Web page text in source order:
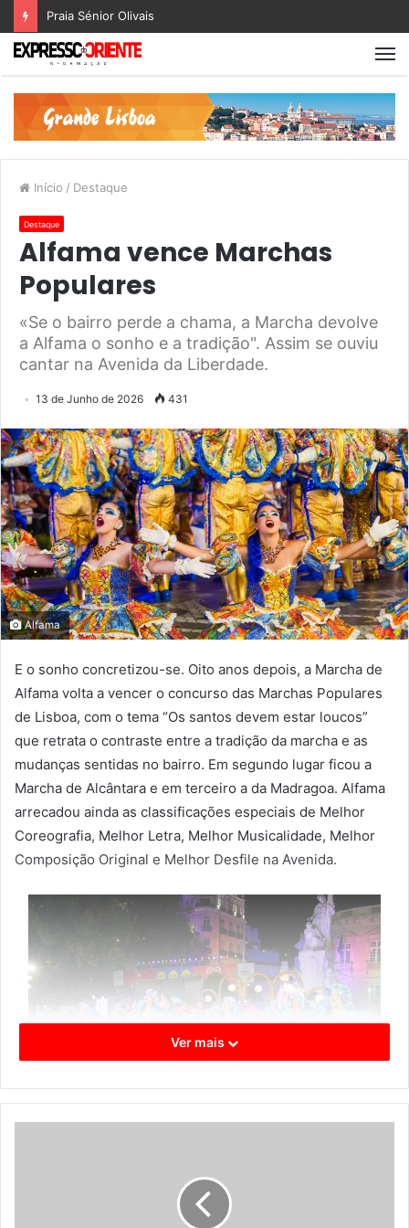
Praia Sénior Olivais
Início / Destaque
Destaque
Alfama vence Marchas
Populares
«Se o bairro perde a chama, a Marcha devolve
a Alfama o sonho e a tradição". Assim se ouviu
cantar na Avenida da Liberdade.
13 de Junho de 2026 431
Alfama
E o sonho concretizou-se. Oito anos depois, a Marcha de
Alfama volta a vencer o concurso das Marchas Populares
de Lisboa, com o tema “Os santos devem estar loucos”
que retrata o contraste entre a tradição da marcha e as
mudanças sentidas no bairro. Em segundo lugar ficou a
Marcha de Alcântara e em terceiro a da Madragoa. Alfama
arrecadou ainda as classificações especiais de Melhor
Coreografia, Melhor Letra, Melhor Musicalidade, Melhor
Composição Original e Melhor Desfile na Avenida.
Os cauteleiros, a calçada portuguesa, Ulisses e Ophiussa
e o beijinho português foram alguns dos temas escolhidos
Ver mais